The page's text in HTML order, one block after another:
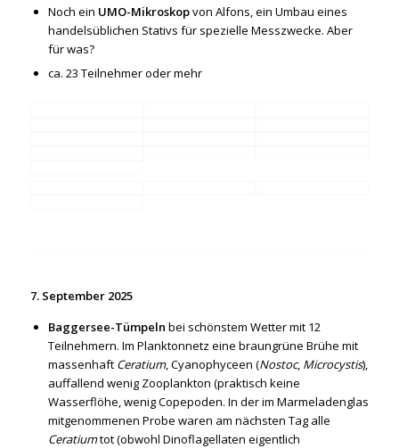
Noch ein UMO-Mikroskopvon Alfons, ein Umbau eines
handelsüblichen Stativs für spezielle Messzwecke. Aber
für was?
ca. 23 Teilnehmer oder mehr
7. September 2025
Baggersee-Tümpeln bei schönstem Wetter mit 12
Teilnehmern. Im Planktonnetz eine braungrüne Brühe mit
massenhaft Ceratium, Cyanophyceen (Nostoc, Microcystis),
auffallend wenig Zooplankton (praktisch keine
Wasserflöhe, wenig Copepoden. In der im Marmeladenglas
mitgenommenen Probe waren am nächsten Tag alle
Ceratiumtot (obwohl Dinoflagellaten eigentlich